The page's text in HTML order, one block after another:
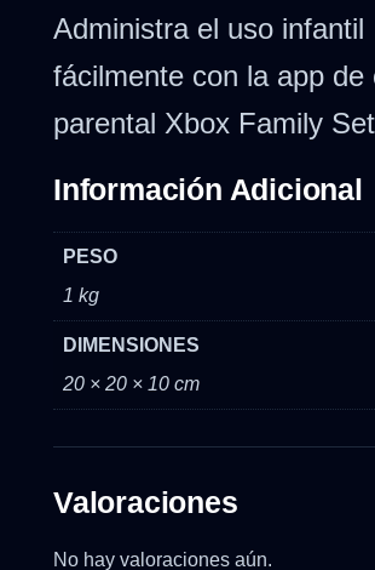
Administra el uso infantil
fácilmente con la app de
parental Xbox Family
Información Adicional
PESO
1 kg
DIMENSIONES
20 × 20 × 10 cm
Valoraciones
No hay valoraciones aún.